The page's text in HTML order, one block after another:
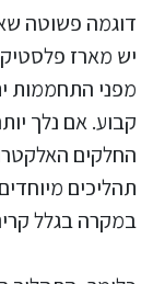
דוגמה פשוטה
יש מארז פלסטיק,
מפני התחממות
קבוע. אם נלך
החלקים
תהליכים
במקרה בגלל